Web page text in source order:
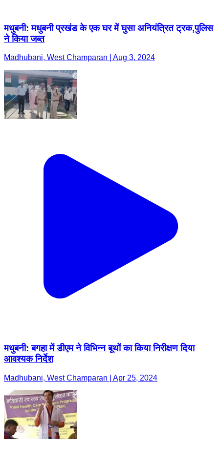
मधुबनी: मधुबनी प्रखंड के एक घर में घुसा अनियंत्रित ट्रक,पुलिस
ने किया जब्त
Madhubani, West Champaran | Aug 3, 2024
मधुबनी: बगहा में डीएम ने विभिन्न बूथों का किया निरीक्षण दिया
आवश्यक निर्देश
Madhubani, West Champaran | Apr 25, 2024